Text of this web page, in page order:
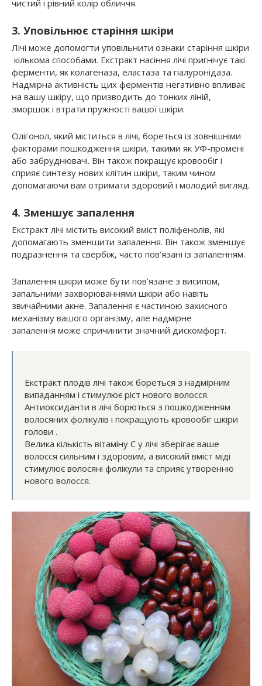
чистий і рівний колір обличчя.
3. Уповільнює старіння шкіри
Лічі може допомогти уповільнити ознаки старіння шкіри
кількома способами. Екстракт насіння лічі пригнічує такі
ферменти, як колагеназа, еластаза та гіалуронідаза.
Надмірна активність цих ферментів негативно впливає
на вашу шкіру, що призводить до тонких ліній,
зморшок і втрати пружності вашої шкіри.
Олігонол, який міститься в лічі, бореться із зовнішніми
факторами пошкодження шкіри, такими як УФ-промені
або забруднювачі. Він також покращує кровообіг і
сприяє синтезу нових клітин шкіри, таким чином
допомагаючи вам отримати здоровий і молодий вигляд.
4. Зменшує запалення
Екстракт лічі містить високий вміст поліфенолів, які
допомагають зменшити запалення. Він також зменшує
подразнення та свербіж, часто пов’язані із запаленням.
Запалення шкіри може бути пов’язане з висипом,
запальними захворюваннями шкіри або навіть
звичайними акне. Запалення є частиною захисного
механізму вашого організму, але надмірне
запалення може спричинити значний дискомфорт.
Екстракт плодів лічі також бореться з надмірним
випаданням і стимулює ріст нового волосся.
Антиоксиданти в лічі борються з пошкодженням
волосяних фолікулів і покращують кровообіг шкіри
голови .
Велика кількість вітаміну С у лічі зберігає ваше
волосся сильним і здоровим, а високий вміст міді
стимулює волосяні фолікули та сприяє утворенню
нового волосся.